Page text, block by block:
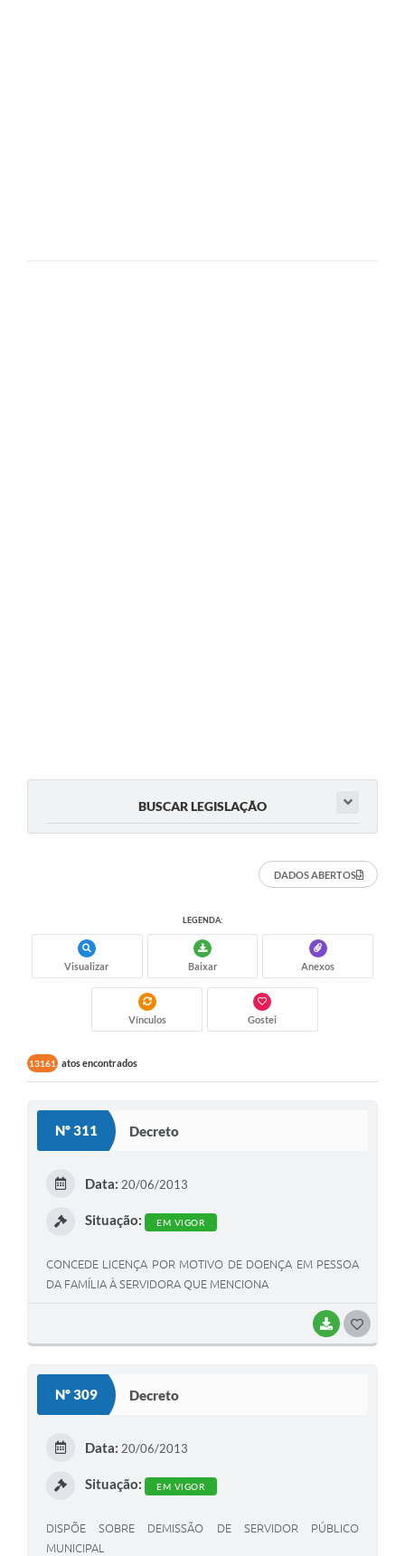
BUSCAR LEGISLAÇÃO
DADOS ABERTOS
LEGENDA:
Visualizar Baixar Anexos
Vínculos Gostei
13161 atos encontrados
Nº 311 Decreto
BAIXAR
Data: 20/06/2013
Situação: EM VIGOR
CONCEDE LICENÇA POR MOTIVO DE DOENÇA EM PESSOA
DA FAMÍLIA À SERVIDORA QUE MENCIONA
Nº 309 Decreto
Data: 20/06/2013
Situação: EM VIGOR
DISPÕE SOBRE DEMISSÃO DE SERVIDOR PÚBLICO
MUNICIPAL